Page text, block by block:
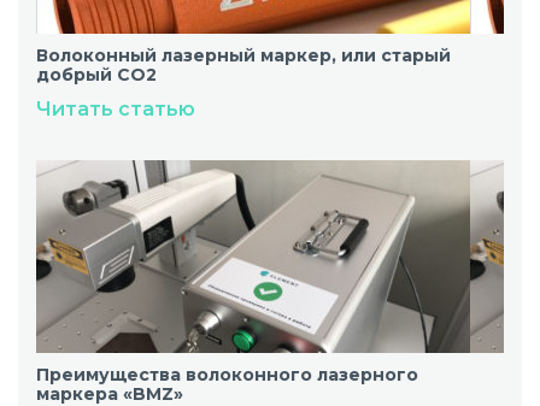
Волоконный лазерный маркер, или старый
добрый CO2
Читать статью
Преимущества волоконного лазерного
маркера «BMZ»